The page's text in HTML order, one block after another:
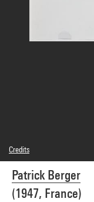
Patrick Berger
(1947, France)
Credits
© Patrick Berger
Photo credits : Centre
Meguerditchian/Dist.
Image reference : 4R13655